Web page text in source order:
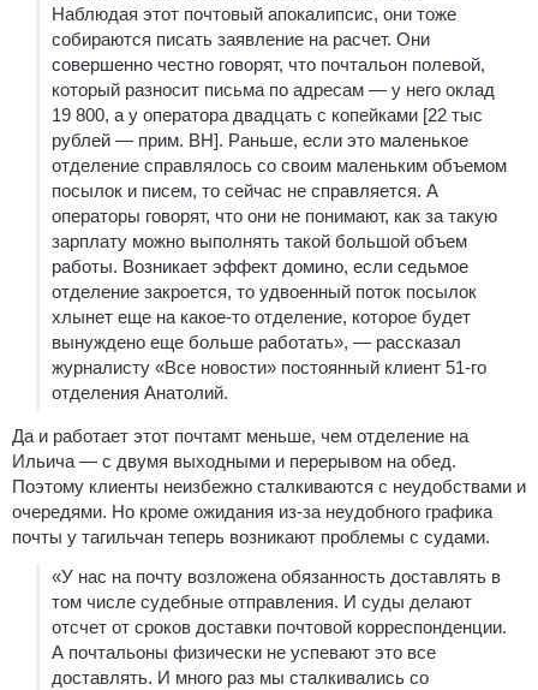
Наблюдая этот почтовый апокалипсис, они тоже
собираются писать заявление на расчет. Они
совершенно честно говорят, что почтальон полевой,
который разносит письма по адресам — у него оклад
19 800, а у оператора двадцать с копейками [22 тыс
рублей — прим. ВН]. Раньше, если это маленькое
отделение справлялось со своим маленьким объемом
посылок и писем, то сейчас не справляется. А
операторы говорят, что они не понимают, как за такую
зарплату можно выполнять такой большой объем
работы. Возникает эффект домино, если седьмое
отделение закроется, то удвоенный поток посылок
хлынет еще на какое-то отделение, которое будет
вынуждено еще больше работать», — рассказал
журналисту «Все новости» постоянный клиент 51-го
отделения Анатолий.
Да и работает этот почтамт меньше, чем отделение на
Ильича — с двумя выходными и перерывом на обед.
Поэтому клиенты неизбежно сталкиваются с неудобствами и
очередями. Но кроме ожидания из-за неудобного графика
почты у тагильчан теперь возникают проблемы с судами.
«У нас на почту возложена обязанность доставлять в
том числе судебные отправления. И суды делают
отсчет от сроков доставки почтовой корреспонденции.
А почтальоны физически не успевают это все
доставлять. И много раз мы сталкивались со